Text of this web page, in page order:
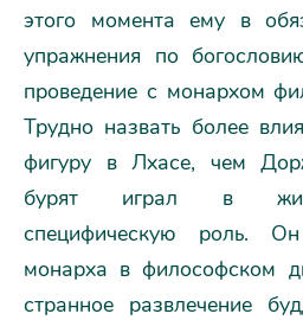
этого момента ему в
упражнения по
проведение с монархом
Трудно назвать более
фигуру в Лхасе, чем
бурят играл в
специфическую роль.
монарха в философском
странное развлечение